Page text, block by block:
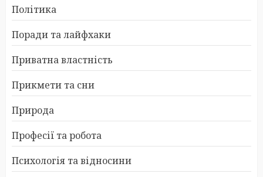
Політика
Поради та лайфхаки
Приватна властність
Прикмети та сни
Природа
Професії та робота
Психологія та відносини